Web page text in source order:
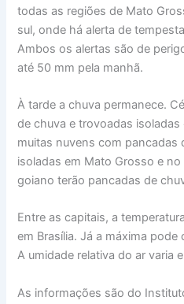
todas as regiões de Mato
sul, onde há alerta de
Ambos os alertas são de
até 50 mm pela manhã.
À tarde a chuva permanece.
de chuva e trovoadas
muitas nuvens com pancadas
isoladas em Mato Grosso e
goiano terão pancadas de
Entre as capitais, a
em Brasília. Já a máxima pode
A umidade relativa do ar varia
As informações são do